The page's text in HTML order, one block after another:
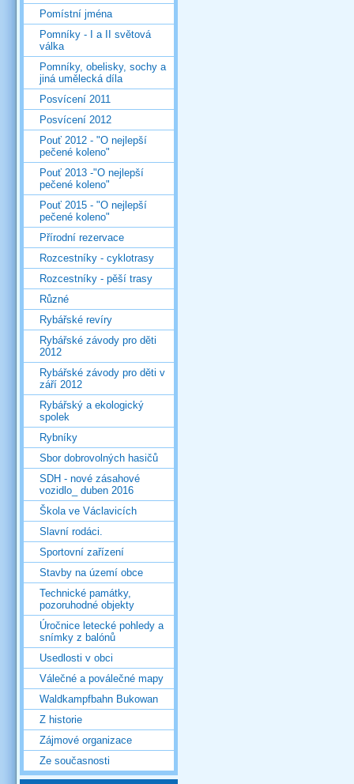
Pomístní jména
Pomníky - I a II světová
válka
Pomníky, obelisky, sochy a
jiná umělecká díla
Posvícení 2011
Posvícení 2012
Pouť 2012 - "O nejlepší
pečené koleno"
Pouť 2013 -"O nejlepší
pečené koleno"
Pouť 2015 - "O nejlepší
pečené koleno"
Přírodní rezervace
Rozcestníky - cyklotrasy
Rozcestníky - pěší trasy
Různé
Rybářské revíry
Rybářské závody pro děti
2012
Rybářské závody pro děti v
září 2012
Rybářský a ekologický
spolek
Rybníky
Sbor dobrovolných hasičů
SDH - nové zásahové
vozidlo_ duben 2016
Škola ve Václavicích
Slavní rodáci.
Sportovní zařízení
Stavby na území obce
Technické památky,
pozoruhodné objekty
Úročnice letecké pohledy a
snímky z balónů
Usedlosti v obci
Válečné a poválečné mapy
Waldkampfbahn Bukowan
Z historie
Zájmové organizace
Ze současnosti